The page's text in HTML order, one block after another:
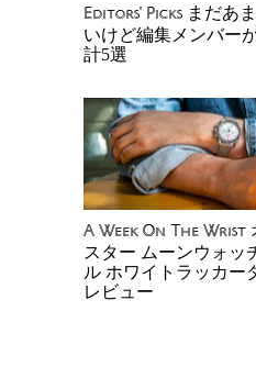
Editors' Picks まだあ
いけど編集メンバー
計5選
A Week On The Wrist
スター ムーンウォッ
ル ホワイトラッカー
レビュー